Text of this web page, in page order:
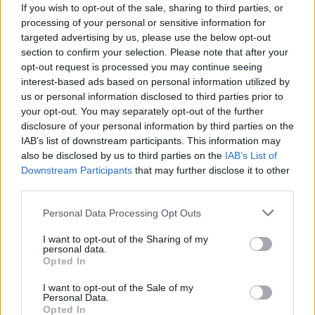
If you wish to opt-out of the sale, sharing to third parties, or
processing of your personal or sensitive information for
targeted advertising by us, please use the below opt-out
section to confirm your selection. Please note that after your
opt-out request is processed you may continue seeing
interest-based ads based on personal information utilized by
us or personal information disclosed to third parties prior to
your opt-out. You may separately opt-out of the further
disclosure of your personal information by third parties on the
IAB’s list of downstream participants. This information may
also be disclosed by us to third parties on the IAB’s List of
Downstream Participants that may further disclose it to other
Personal Data Processing Opt Outs
I want to opt-out of the Sharing of my
personal data.
Opted In
I want to opt-out of the Sale of my
Personal Data.
Opted In
παρακολούθηση και αξιολόγηση δεικτών διαχείρισης
στερεών αποβλήτων, σε συνεργασία με τους αρμόδιους
φορείς συλλογής και επεξεργασίας δεδομένων.
Μ. Γραφάκος: Έμφαση σε ανακύκλωση και
ενεργειακή αξιοποίηση έως το 2027
Από την πλευρά του, ο Γενικός Γραμματέας Συντονισμού
Διαχείρισης Αποβλήτων του Υπουργείου Περιβάλλοντος
και Ενέργειας,Μανώλης Γραφάκος, χαρακτήρισε
αποβλήτων.
περίοδο2026-2027
είναι η ενίσχυση της ανακύκλωσης, η